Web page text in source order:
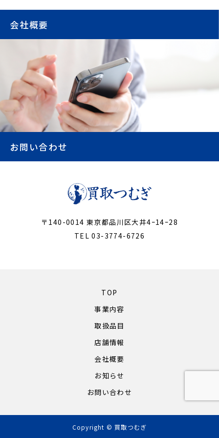
会社概要
お問い合わせ
〒140-0014 東京都品川区大井4ｰ14ｰ28
TEL 03-3774-6726
TOP
事業内容
取扱品目
店舗情報
会社概要
お知らせ
お問い合わせ
Copyright © 買取つむぎ